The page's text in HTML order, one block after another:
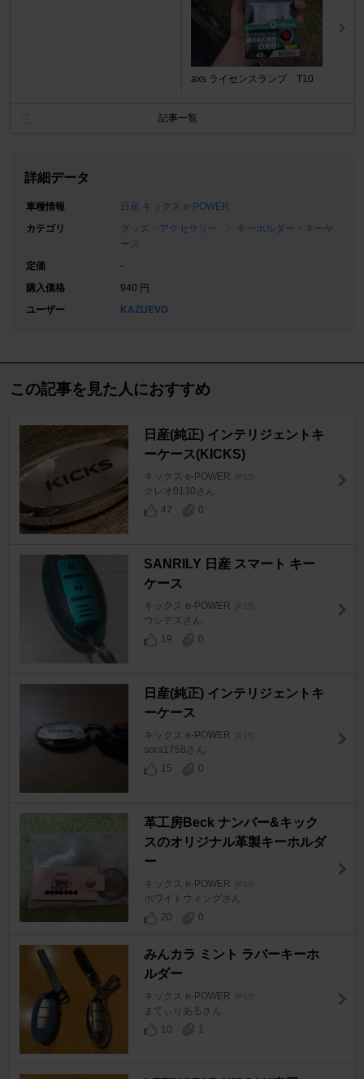
axs ライセンスランプ T10
記事一覧
詳細データ
車種情報
日産 キックス e-POWER
カテゴリ
グッズ・アクセサリー
キーホルダー・キーケ
ース
定価
-
購入価格
940 円
ユーザー
KAZUEVO
この記事を見た人におすすめ
日産(純正) インテリジェントキ
ーケース(KICKS)
キックス e-POWER [P15]
クレオ0130さん
47
0
SANRILY 日産 スマート キー
ケース
キックス e-POWER [P15]
ウシデスさん
19
0
日産(純正) インテリジェントキ
ーケース
キックス e-POWER [P15]
sora1758さん
15
0
革工房Beck ナンバー&キック
スのオリジナル革製キーホルダ
ー
キックス e-POWER [P15]
ホワイトウィングさん
20
0
みんカラ ミント ラバーキーホ
ルダー
キックス e-POWER [P15]
まてぃりあるさん
10
1